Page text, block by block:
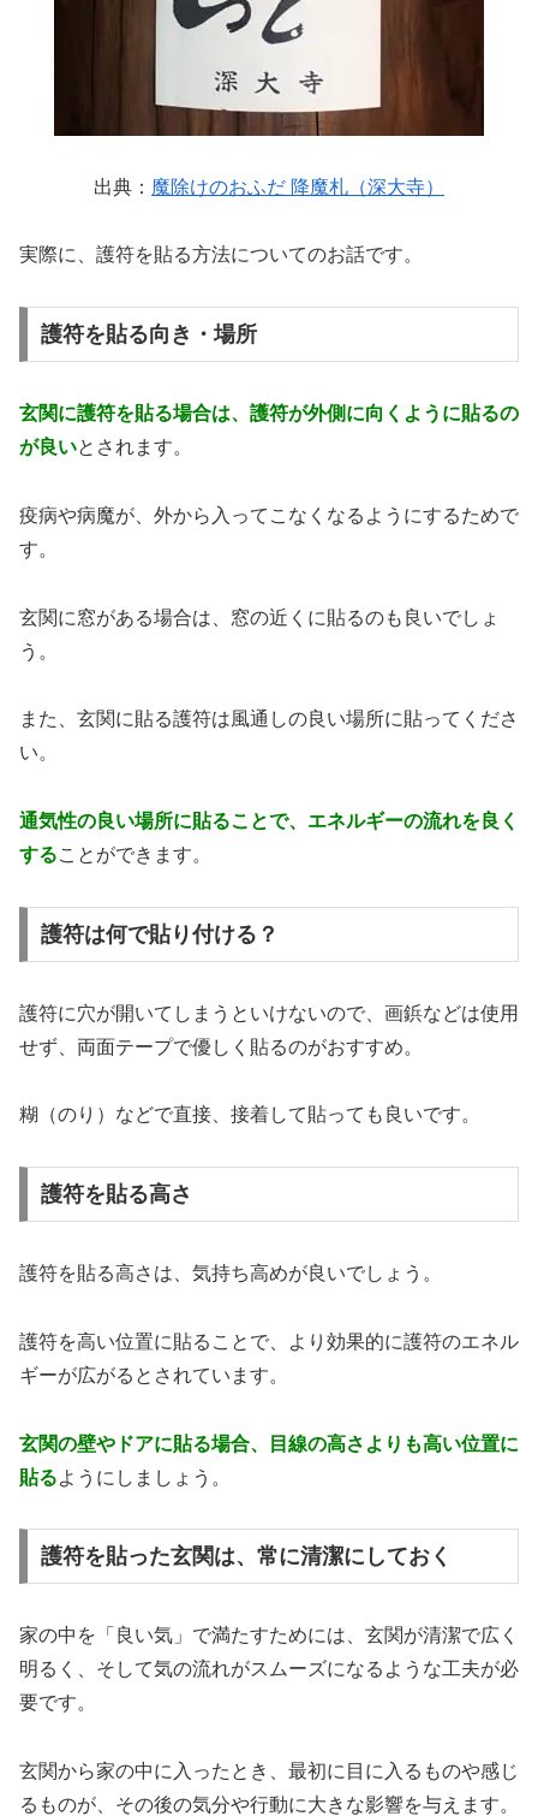
出典： 魔除けのおふだ 降魔札（深大寺）
実際に、護符を貼る方法についてのお話です。
護符を貼る向き・場所
玄関に護符を貼る場合は、護符が外側に向くように貼るの
が良いとされます。
疫病や病魔が、外から入ってこなくなるようにするためで
す。
玄関に窓がある場合は、窓の近くに貼るのも良いでしょ
う。
また、玄関に貼る護符は風通しの良い場所に貼ってくださ
い。
通気性の良い場所に貼ることで、エネルギーの流れを良く
することができます。
護符は何で貼り付ける？
護符に穴が開いてしまうといけないので、画鋲などは使用
せず、両面テープで優しく貼るのがおすすめ。
糊（のり）などで直接、接着して貼っても良いです。
護符を貼る高さ
護符を貼る高さは、気持ち高めが良いでしょう。
護符を高い位置に貼ることで、より効果的に護符のエネル
ギーが広がるとされています。
玄関の壁やドアに貼る場合、目線の高さよりも高い位置に
貼るようにしましょう。
護符を貼った玄関は、常に清潔にしておく
家の中を「良い気」で満たすためには、玄関が清潔で広く
明るく、そして気の流れがスムーズになるような工夫が必
要です。
玄関から家の中に入ったとき、最初に目に入るものや感じ
るものが、その後の気分や行動に大きな影響を与えます。